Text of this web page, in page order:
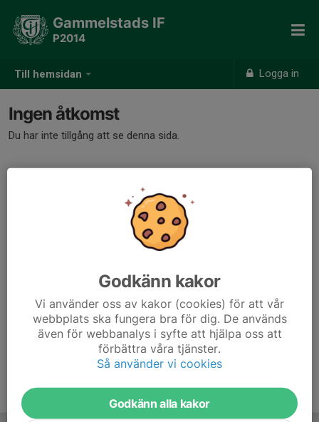
Till hemsidan Logga in
Gammelstads IF
P2014
Ingen åtkomst
Du har inte tillgång att se denna sida.
Godkänn kakor
Vi använder oss av kakor (cookies) för att vår
webbplats ska fungera bra för dig. De används
även för webbanalys i syfte att hjälpa oss att
förbättra våra tjänster.
Så använder vi cookies
Godkänn alla kakor